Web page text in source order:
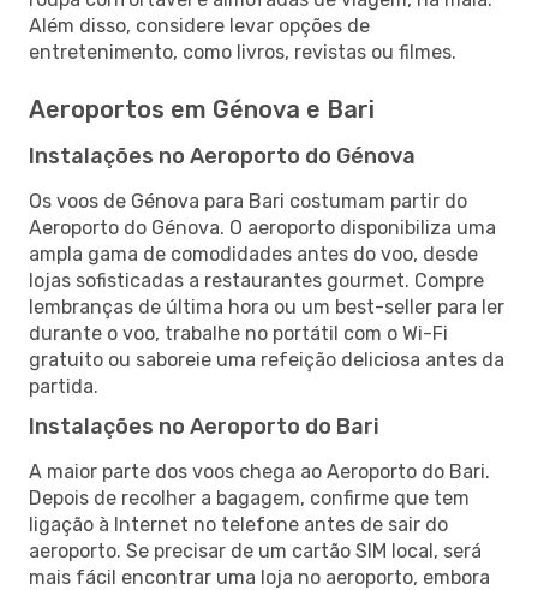
Além disso, considere levar opções de
entretenimento, como livros, revistas ou filmes.
Aeroportos em Génova e Bari
Instalações no Aeroporto do Génova
Os voos de Génova para Bari costumam partir do
Aeroporto do Génova. O aeroporto disponibiliza uma
ampla gama de comodidades antes do voo, desde
lojas sofisticadas a restaurantes gourmet. Compre
lembranças de última hora ou um best-seller para ler
durante o voo, trabalhe no portátil com o Wi-Fi
gratuito ou saboreie uma refeição deliciosa antes da
partida.
Instalações no Aeroporto do Bari
A maior parte dos voos chega ao Aeroporto do Bari.
Depois de recolher a bagagem, confirme que tem
ligação à Internet no telefone antes de sair do
aeroporto. Se precisar de um cartão SIM local, será
mais fácil encontrar uma loja no aeroporto, embora